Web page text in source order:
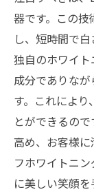
器です。この
し、短時間で
独自のホワイ
成分でありな
す。これによ
とができるの
高め、お客様
フホワイトニ
に美しい笑顔を